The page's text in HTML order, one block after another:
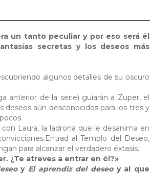
un tanto peculiar y por eso será él
secretas y los deseos más
algunos detalles de su oscuro
anterior de la serie) guiarán a Zuper, el
deseos aún desconocidos para los tres y
Laura, la ladrona que le desanima en
al Templo del Deseo,
para alcanzar el verdadero éxtasis.
¿Te atreves a entrar en él?»
y El aprendiz del deseoy al que